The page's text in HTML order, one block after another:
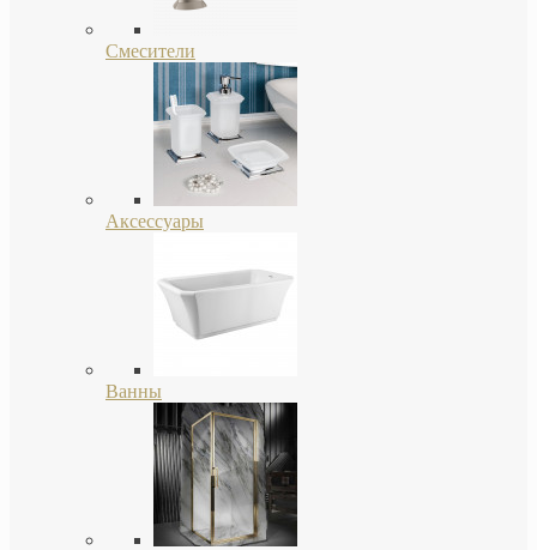
Смесители
Аксессуары
Ванны